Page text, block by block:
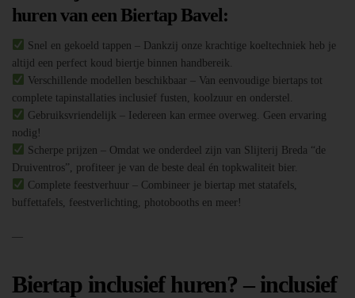
huren van een Biertap Bavel:
Snel en gekoeld tappen – Dankzij onze krachtige koeltechniek heb je
altijd een perfect koud biertje binnen handbereik.
Verschillende modellen beschikbaar – Van eenvoudige biertaps tot
complete tapinstallaties inclusief fusten, koolzuur en onderstel.
Gebruiksvriendelijk – Iedereen kan ermee overweg. Geen ervaring
nodig!
Scherpe prijzen – Omdat we onderdeel zijn van Slijterij Breda “de
Druiventros”, profiteer je van de beste deal én topkwaliteit bier.
Complete feestverhuur – Combineer je biertap met statafels,
buffettafels, feestverlichting, photobooths en meer!
—
Biertap inclusief huren? – inclusief